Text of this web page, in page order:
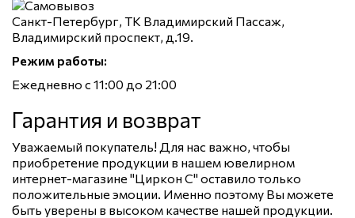
Санкт-Петербург, ТК Владимирский Пассаж,
Владимирский проспект, д.19.
Режим работы:
Ежедневно с 11:00 до 21:00
Гарантия и возврат
Уважаемый покупатель! Для нас важно, чтобы
приобретение продукции в нашем ювелирном
интернет-магазине "Циркон С" оставило только
положительные эмоции. Именно поэтому Вы можете
быть уверены в высоком качестве нашей продукции.